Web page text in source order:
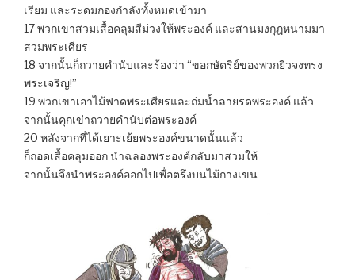
เรียม และระดมกองกำลังทั้งหมดเข้ามา
17 พวกเขาสวมเสื้อคลุมสีม่วงให้พระองค์ และสานมงกุฎหนามมา
สวมพระเศียร
18 จากนั้นก็ถวายคำนับและร้องว่า “ขอกษัตริย์ของพวกยิวจงทรง
พระเจริญ!”
19 พวกเขาเอาไม้ฟาดพระเศียรและถ่มน้ำลายรดพระองค์ แล้ว
จากนั้นคุกเข่าถวายคำนับต่อพระองค์
20 หลังจากที่ได้เยาะเย้ยพระองค์ขนาดนั้นแล้ว
ก็ถอดเสื้อคลุมออก นำฉลองพระองค์กลับมาสวมให้
จากนั้นจึงนำพระองค์ออกไปเพื่อตรึงบนไม้กางเขน